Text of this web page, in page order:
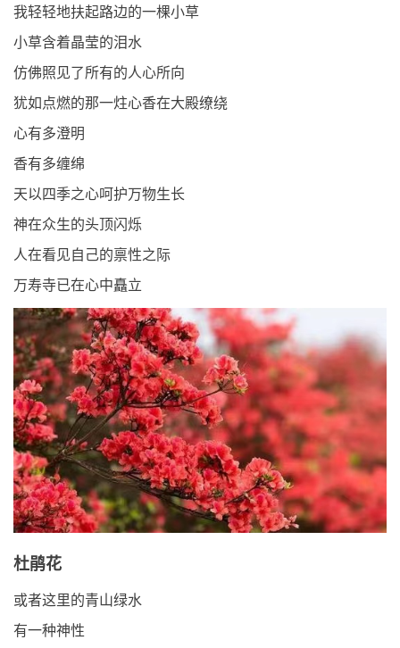
我轻轻地扶起路边的一棵小草
小草含着晶莹的泪水
仿佛照见了所有的人心所向
犹如点燃的那一炷心香在大殿缭绕
心有多澄明
香有多缠绵
天以四季之心呵护万物生长
神在众生的头顶闪烁
人在看见自己的禀性之际
万寿寺已在心中矗立
杜鹃花
或者这里的青山绿水
有一种神性